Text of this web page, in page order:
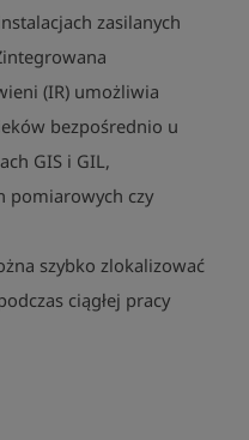
zasilanych
(IR) umożliwia
bezpośrednio u
GIS i GIL,
pomiarowych czy
szybko zlokalizować
ciągłej pracy